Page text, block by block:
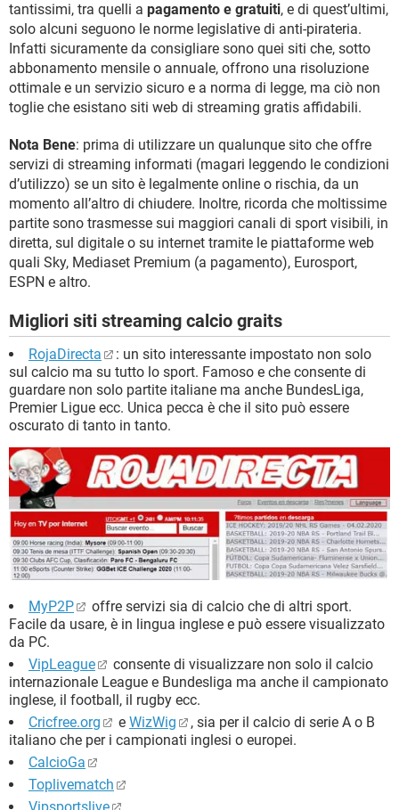
tantissimi, tra quelli a pagamento e gratuiti, e di quest’ultimi,
solo alcuni seguono le norme legislative di anti-pirateria.
Infatti sicuramente da consigliare sono quei siti che, sotto
abbonamento mensile o annuale, offrono una risoluzione
ottimale e un servizio sicuro e a norma di legge, ma ciò non
toglie che esistano siti web di streaming gratis affidabili.
Nota Bene: prima di utilizzare un qualunque sito che offre
servizi di streaming informati (magari leggendo le condizioni
d’utilizzo) se un sito è legalmente online o rischia, da un
momento all’altro di chiudere. Inoltre, ricorda che moltissime
partite sono trasmesse sui maggiori canali di sport visibili, in
diretta, sul digitale o su internet tramite le piattaforme web
quali Sky, Mediaset Premium (a pagamento), Eurosport,
ESPN e altro.
Migliori siti streaming calcio graits
RojaDirecta
: un sito interessante impostato non solo
sul calcio ma su tutto lo sport. Famoso e che consente di
guardare non solo partite italiane ma anche BundesLiga,
Premier Ligue ecc. Unica pecca è che il sito può essere
oscurato di tanto in tanto.
MyP2P
offre servizi sia di calcio che di altri sport.
Facile da usare, è in lingua inglese e può essere visualizzato
da PC.
VipLeague
consente di visualizzare non solo il calcio
internazionale League e Bundesliga ma anche il campionato
inglese, il football, il rugby ecc.
Cricfree.org
e WizWig
, sia per il calcio di serie A o B
italiano che per i campionati inglesi o europei.
CalcioGa
Toplivematch
Vipsportslive
.